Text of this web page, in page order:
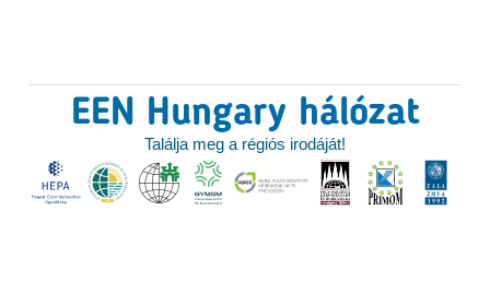
EEN Hungary hálózat
Találja meg a régiós irodáját!